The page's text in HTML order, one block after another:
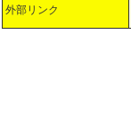
外部リンク